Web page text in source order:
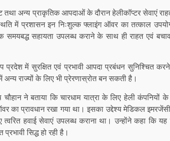
अन्य प्राकृतिक आपदाओं के दौरान हेलीकॉप्टर सेवाएं
में प्रशासन इन निःशुल्क फ्लाइंग ऑवर का तत्काल
सहायता उपलब्ध कराने के साथ ही राहत एवं बचाव
प्रदेश में सुरक्षित एवं प्रभावी आपदा प्रबंधन सुनिश्चित
राज्यों के लिए भी प्रेरणास्रोत बन सकती है।
ने बताया कि चारधाम यात्रा के लिए हेली कंपनियों
प्रावधान रखा गया था। इसका उद्देश्य मेडिकल इमरजेंसी,
त्वरित हवाई सेवाएं उपलब्ध कराना था। उन्होंने कहा कि
सिद्ध हो रही है।